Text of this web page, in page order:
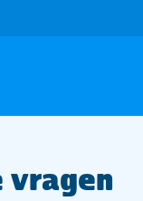
vragen